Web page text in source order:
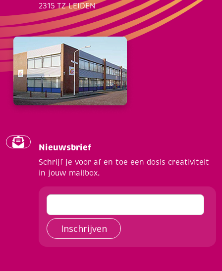
2315 TZ LEIDEN
Nieuwsbrief
Schrijf je voor af en toe een dosis creativiteit
in jouw mailbox.
Inschrijven